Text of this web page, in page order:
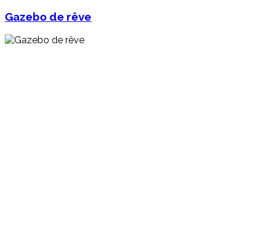
Gazebo de rêve